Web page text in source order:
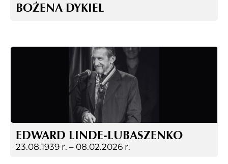
BOŻENA DYKIEL
EDWARD LINDE-LUBASZENKO
23.08.1939 r. – 08.02.2026 r.